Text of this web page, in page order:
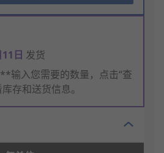
日 发货
输入您需要的数量，点击“查
存和送货信息。